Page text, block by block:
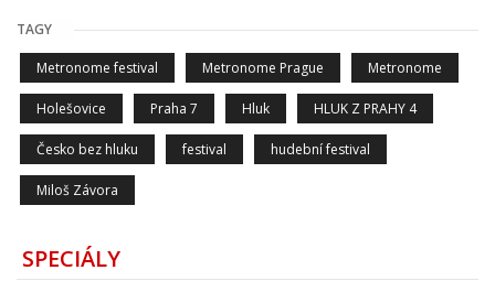
TAGY
Metronome festival Metronome Prague Metronome
Holešovice Praha 7 Hluk HLUK Z PRAHY 4
Česko bez hluku festival hudební festival
Miloš Závora
SPECIÁLY